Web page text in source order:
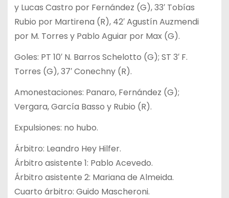
y Lucas Castro por Fernández (G), 33′ Tobías
Rubio por Martirena (R), 42′ Agustín Auzmendi
por M. Torres y Pablo Aguiar por Max (G).
Goles: PT 10′ N. Barros Schelotto (G); ST 3′ F.
Torres (G), 37′ Conechny (R).
Amonestaciones: Panaro, Fernández (G);
Vergara, García Basso y Rubio (R).
Expulsiones: no hubo.
Árbitro: Leandro Hey Hilfer.
Árbitro asistente 1: Pablo Acevedo.
Árbitro asistente 2: Mariana de Almeida.
Cuarto árbitro: Guido Mascheroni.